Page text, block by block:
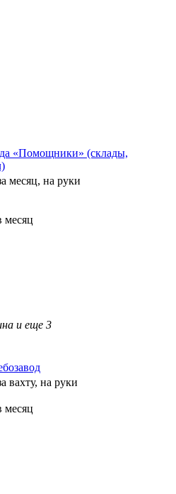
«Помощники» (склады,
месяц, на руки
месяц
и еще 3
вахту, на руки
месяц